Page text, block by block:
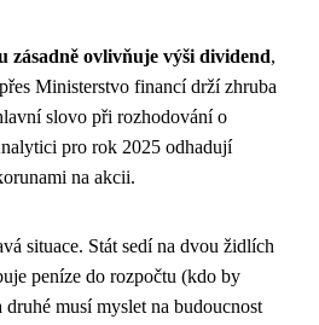
zásadně ovlivňuje výši dividend,
Ministerstvo financí drží zhruba
slovo při rozhodování o
pro rok 2025 odhadují
na akcii.
situace. Stát sedí na dvou židlích
peníze do rozpočtu (kdo by
druhé musí myslet na budoucnost